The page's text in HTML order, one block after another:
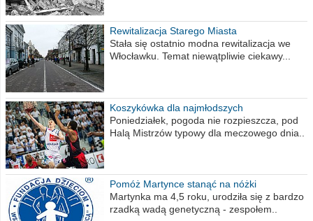
Rewitalizacja Starego Miasta
Stała się ostatnio modna rewitalizacja we
Włocławku. Temat niewątpliwie ciekawy...
Koszykówka dla najmłodszych
Poniedziałek, pogoda nie rozpieszcza, pod
Halą Mistrzów typowy dla meczowego dnia..
Pomóż Martynce stanąć na nóżki
Martynka ma 4,5 roku, urodziła się z bardzo
rzadką wadą genetyczną - zespołem..